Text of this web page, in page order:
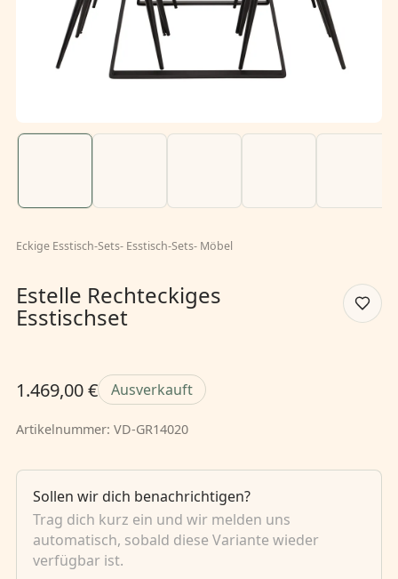
Eckige Esstisch-Sets- Esstisch-Sets- Möbel
Estelle Rechteckiges
Esstischset
1.469,00 € Ausverkauft
Artikelnummer: VD-GR14020
Sollen wir dich benachrichtigen?
Trag dich kurz ein und wir melden uns
automatisch, sobald diese Variante wieder
verfügbar ist.